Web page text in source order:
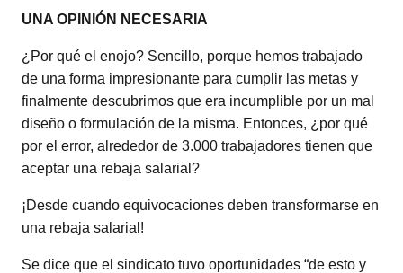
UNA OPINIÓN NECESARIA
¿Por qué el enojo? Sencillo, porque hemos trabajado
de una forma impresionante para cumplir las metas y
finalmente descubrimos que era incumplible por un mal
diseño o formulación de la misma. Entonces, ¿por qué
por el error, alrededor de 3.000 trabajadores tienen que
aceptar una rebaja salarial?
¡Desde cuando equivocaciones deben transformarse en
una rebaja salarial!
Se dice que el sindicato tuvo oportunidades “de esto y